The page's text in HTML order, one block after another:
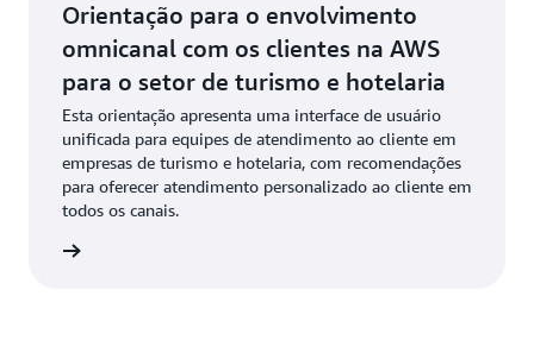
Orientação para o envolvimento
omnicanal com os clientes na AWS
para o setor de turismo e hotelaria
Esta orientação apresenta uma interface de usuário
unificada para equipes de atendimento ao cliente em
empresas de turismo e hotelaria, com recomendações
para oferecer atendimento personalizado ao cliente em
todos os canais.